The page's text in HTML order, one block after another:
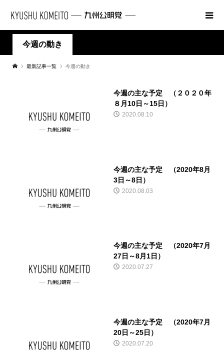
今週の動き
最新記事一覧 今週の動き
今週の主な予定 （２０２０年
８月10日～15日）
2020.08.10
今週の主な予定 （2020年8月
3日～8日）
2020.08.03
今週の主な予定 （2020年7月
27日～8月1日）
2020.07.27
今週の主な予定 （2020年7月
20日～25日）
2020.07.20